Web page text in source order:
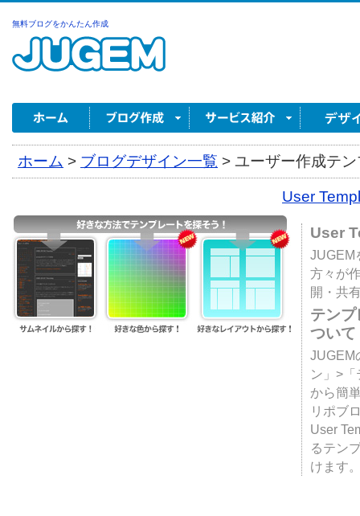
無料ブログをかんたん作成
ホーム > ブログデザイン一覧 > ユーザー作成テ
User
User
JUGEM
方々が
開・共
テン
ついて
JUGEM
ン」>
から簡
リポブ
User
るテン
けます